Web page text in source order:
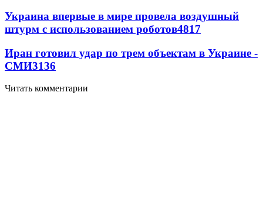
Украина впервые в мире провела воздушный
штурм с использованием роботов4817
Иран готовил удар по трем объектам в Украине -
СМИ3136
Читать комментарии